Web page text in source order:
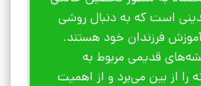
است که به دنبال روشی
فرزندان خود هستند.
قدیمی مربوط به
را از بین می‌برد و از اهمیت